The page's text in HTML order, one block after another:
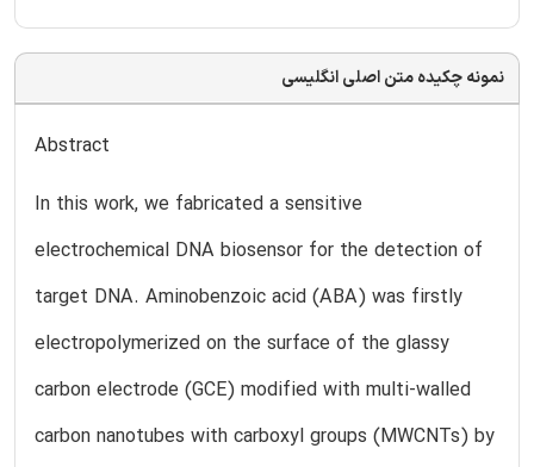
نمونه چکیده متن اصلی انگلیسی
Abstract
In this work, we fabricated a sensitive
electrochemical DNA biosensor for the detection of
target DNA. Aminobenzoic acid (ABA) was firstly
electropolymerized on the surface of the glassy
carbon electrode (GCE) modified with multi-walled
carbon nanotubes with carboxyl groups (MWCNTs) by